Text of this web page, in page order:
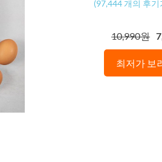
(97,444개의 후기
10,990원
최저가 보